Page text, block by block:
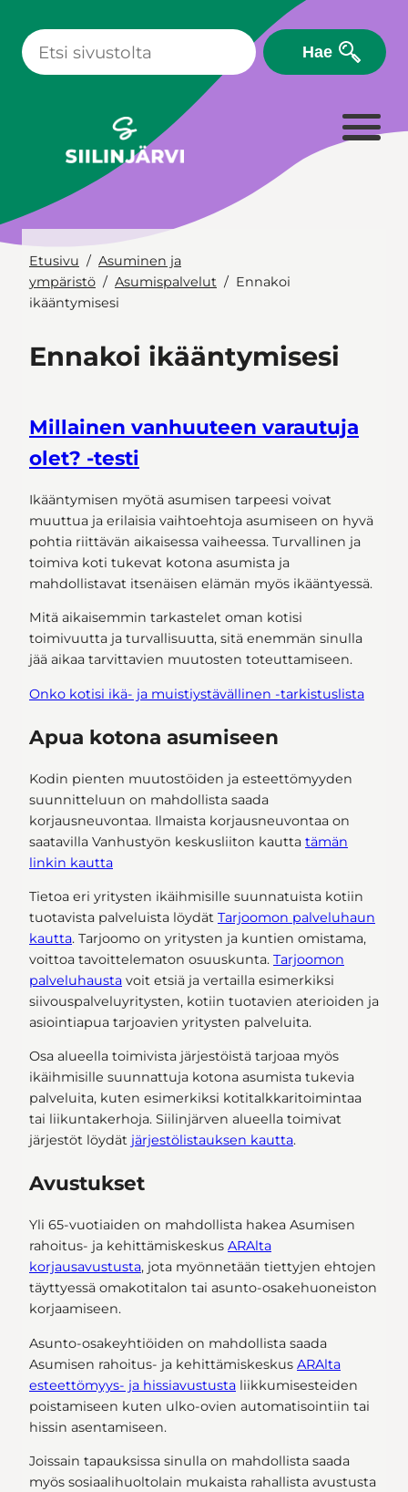
sisältöön
Hae
Etusivu
Asuminen ja
ympäristö
Asumispalvelut
Ennakoi
ikääntymisesi
Ennakoi ikääntymisesi
Millainen vanhuuteen varautuja
olet? -testi
Ikääntymisen myötä asumisen tarpeesi voivat
muuttua ja erilaisia vaihtoehtoja asumiseen on hyvä
pohtia riittävän aikaisessa vaiheessa. Turvallinen ja
toimiva koti tukevat kotona asumista ja
mahdollistavat itsenäisen elämän myös ikääntyessä.
Mitä aikaisemmin tarkastelet oman kotisi
toimivuutta ja turvallisuutta, sitä enemmän sinulla
jää aikaa tarvittavien muutosten toteuttamiseen.
Onko kotisi ikä- ja muistiystävällinen -tarkistuslista
Apua kotona asumiseen
Kodin pienten muutostöiden ja esteettömyyden
suunnitteluun on mahdollista saada
korjausneuvontaa. Ilmaista korjausneuvontaa on
saatavilla Vanhustyön keskusliiton kautta tämän
linkin kautta
Tietoa eri yritysten ikäihmisille suunnatuista kotiin
tuotavista palveluista löydät Tarjoomon palveluhaun
kautta. Tarjoomo on yritysten ja kuntien omistama,
voittoa tavoittelematon osuuskunta. Tarjoomon
palveluhausta voit etsiä ja vertailla esimerkiksi
siivouspalveluyritysten, kotiin tuotavien aterioiden ja
asiointiapua tarjoavien yritysten palveluita.
Osa alueella toimivista järjestöistä tarjoaa myös
ikäihmisille suunnattuja kotona asumista tukevia
palveluita, kuten esimerkiksi kotitalkkaritoimintaa
tai liikuntakerhoja. Siilinjärven alueella toimivat
järjestöt löydät järjestölistauksen kautta.
Avustukset
Yli 65-vuotiaiden on mahdollista hakea Asumisen
rahoitus- ja kehittämiskeskus ARAlta
korjausavustusta, jota myönnetään tiettyjen ehtojen
täyttyessä omakotitalon tai asunto-osakehuoneiston
korjaamiseen.
Asunto-osakeyhtiöiden on mahdollista saada
Asumisen rahoitus- ja kehittämiskeskus ARAlta
esteettömyys- ja hissiavustusta liikkumisesteiden
poistamiseen kuten ulko-ovien automatisointiin tai
hissin asentamiseen.
Joissain tapauksissa sinulla on mahdollista saada
myös sosiaalihuoltolain mukaista rahallista avustusta